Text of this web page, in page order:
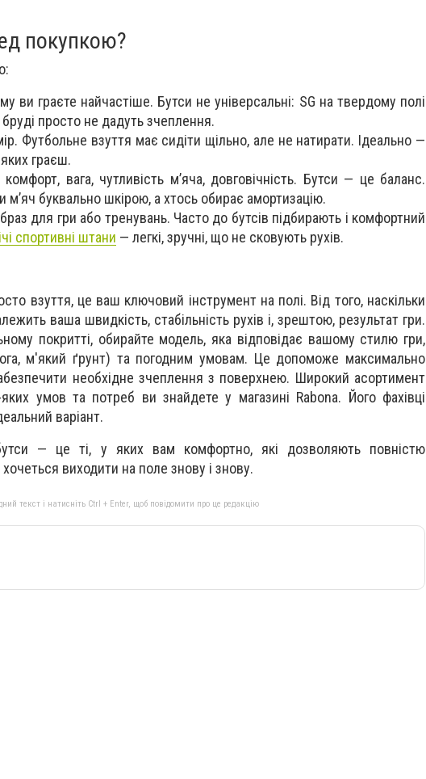
покупкою?
ви граєте найчастіше. Бутси не універсальні: SG на твердому полі
бруді просто не дадуть зчеплення.
Футбольне взуття має сидіти щільно, але не натирати. Ідеально —
граєш.
вага, чутливість м’яча, довговічність. Бутси — це баланс.
м’яч буквально шкірою, а хтось обирає амортизацію.
для гри або тренувань. Часто до бутсів підбирають і комфортний
спортивні штани — легкі, зручні, що не сковують рухів.
взуття, це ваш ключовий інструмент на полі. Від того, наскільки
ваша швидкість, стабільність рухів і, зрештою, результат гри.
покритті, обирайте модель, яка відповідає вашому стилю гри,
м'який ґрунт) та погодним умовам. Це допоможе максимально
необхідне зчеплення з поверхнею. Широкий асортимент
умов та потреб ви знайдете у магазині Rabona. Його фахівці
варіант.
— це ті, у яких вам комфортно, які дозволяють повністю
виходити на поле знову і знову.
текст і натисніть Ctrl + Enter, щоб повідомити про це редакцію